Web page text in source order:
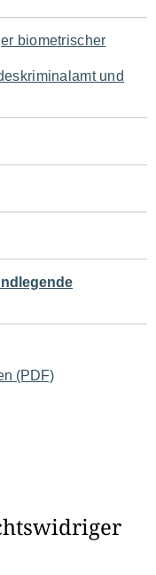
biometrischer
und
(PDF)